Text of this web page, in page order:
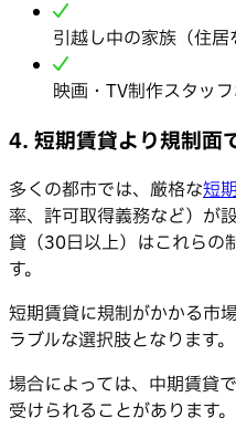
引越し中の家族（住居
映画・TV制作スタッ
4. 短期賃貸より規制面
多くの都市では、厳格な短
率、許可取得義務など）が
貸（30日以上）はこれらの
す。
短期賃貸に規制がかかる市
ラブルな選択肢となります。
場合によっては、中期賃貸
受けられることがあります